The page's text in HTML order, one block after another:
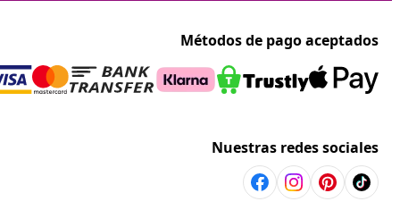
Métodos de pago aceptados
Nuestras redes sociales